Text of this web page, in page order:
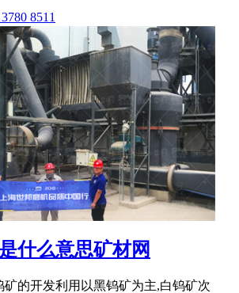
8511
什么意思矿材网
矿的开发利用以黑钨矿为主,白钨矿次